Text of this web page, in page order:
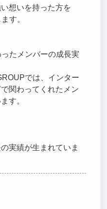
想いを持った方を
す。
たメンバーの成長実
では、インター
関わってくれたメン
す。
実績が生まれていま